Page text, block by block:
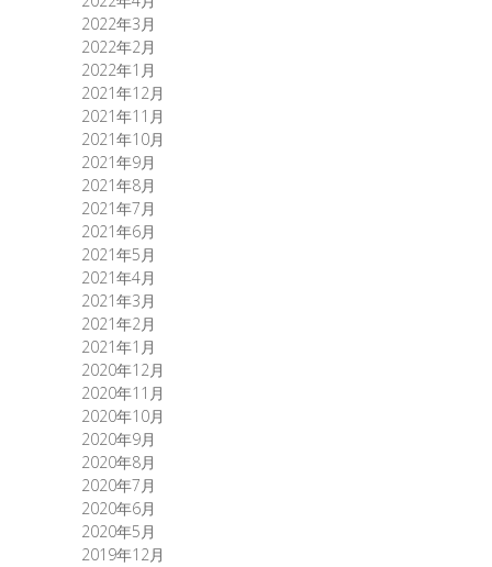
2022年3月
2022年2月
2022年1月
2021年12月
2021年11月
2021年10月
2021年9月
2021年8月
2021年7月
2021年6月
2021年5月
2021年4月
2021年3月
2021年2月
2021年1月
2020年12月
2020年11月
2020年10月
2020年9月
2020年8月
2020年7月
2020年6月
2020年5月
2019年12月